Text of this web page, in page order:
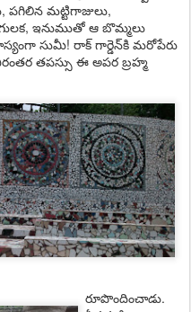
ప‌గిలిన మ‌ట్టిగాజులు,
ఇనుముతో ఆ బొమ్మ‌లు
సుమీ! రాక్ గార్డెన్‌కి మ‌రోపేరు
త‌ప‌స్సు ఈ అప‌ర బ్ర‌హ్మ
రూపొందించాడు.